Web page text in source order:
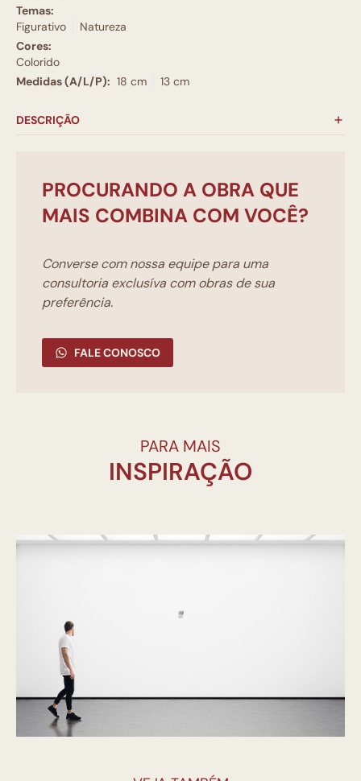
Temas:
Figurativo
Natureza
Cores:
Colorido
Medidas (A/L/P): 18 cm 13 cm
DESCRIÇÃO
PROCURANDO A OBRA QUE
MAIS COMBINA COM VOCÊ?
Converse com nossa equipe para uma
consultoria exclusíva com obras de sua
preferência.
FALE CONOSCO
PARA MAIS
INSPIRAÇÃO